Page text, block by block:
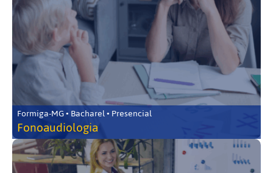
Formiga-MG • Bacharel • Presencial
Fonoaudiologia